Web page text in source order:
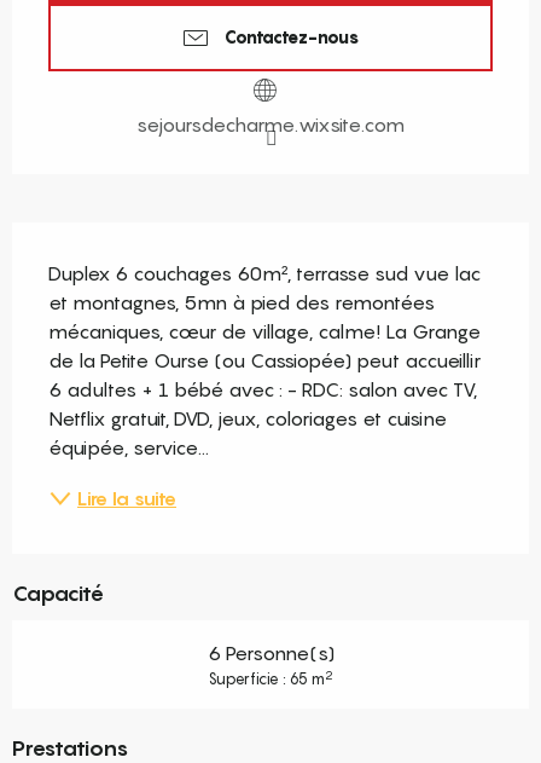
Contactez-nous
sejoursdecharme.wixsite.com
Duplex 6 couchages 60m², terrasse sud vue lac
et montagnes, 5mn à pied des remontées
mécaniques, cœur de village, calme! La Grange
de la Petite Ourse (ou Cassiopée) peut accueillir
6 adultes + 1 bébé avec : - RDC: salon avec TV,
Netflix gratuit, DVD, jeux, coloriages et cuisine
équipée, service...
Lire la suite
Capacité
6 Personne(s)
Superficie : 65 m2
Prestations